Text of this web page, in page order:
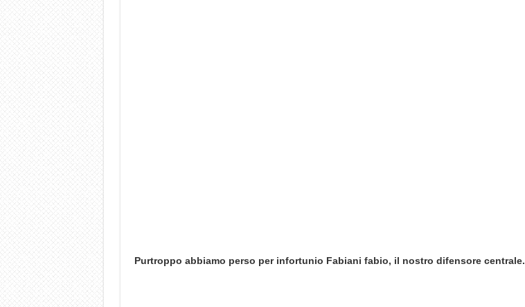
Purtroppo abbiamo perso per infortunio Fabiani fabio, il nostro difensore centrale.